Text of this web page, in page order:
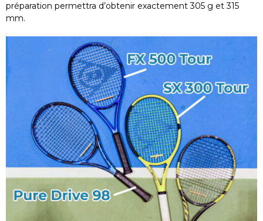
préparation permettra d’obtenir exactement 305 g et 315
mm.